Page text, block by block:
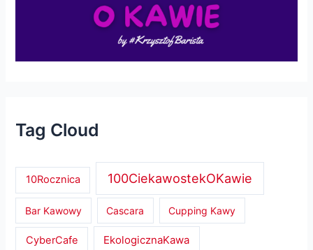
Tag Cloud
10Rocznica 100CiekawostekOKawie
Bar Kawowy Cascara Cupping Kawy
CyberCafe EkologicznaKawa